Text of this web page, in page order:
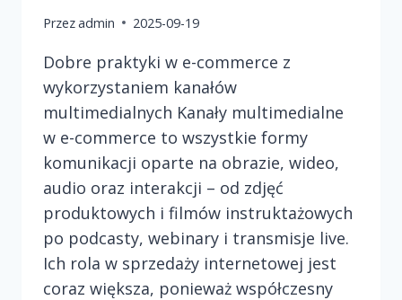
Przezadmin 2025-09-19
Dobre praktyki w e-commerce z
wykorzystaniem kanałów
multimedialnych Kanały multimedialne
w e-commerce to wszystkie formy
komunikacji oparte na obrazie, wideo,
audio oraz interakcji – od zdjęć
produktowych i filmów instruktażowych
po podcasty, webinary i transmisje live.
Ich rola w sprzedaży internetowej jest
coraz większa, ponieważ współczesny